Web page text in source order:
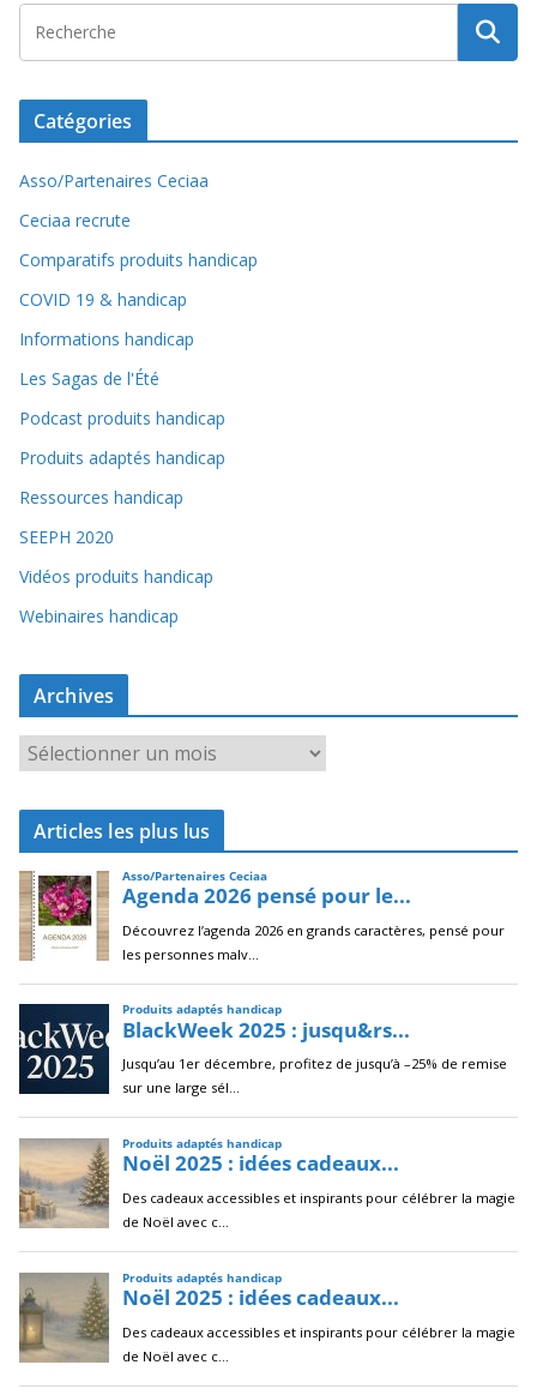
Catégories
Asso/Partenaires Ceciaa
Ceciaa recrute
Comparatifs produits handicap
COVID 19 & handicap
Informations handicap
Les Sagas de l'Été
Podcast produits handicap
Produits adaptés handicap
Ressources handicap
SEEPH 2020
Vidéos produits handicap
Webinaires handicap
Archives
r
c
i
v
e
s
Articles les plus lus